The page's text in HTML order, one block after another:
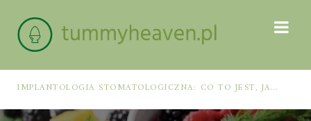
IMPLANTOLOGIA STOMATOLOGICZNA: CO TO JEST, JAK WYGLĄDA PROCES IMPLANTACJI I GOJENIA ORAZ DLA KOGO MA ZASTOSOWANIE